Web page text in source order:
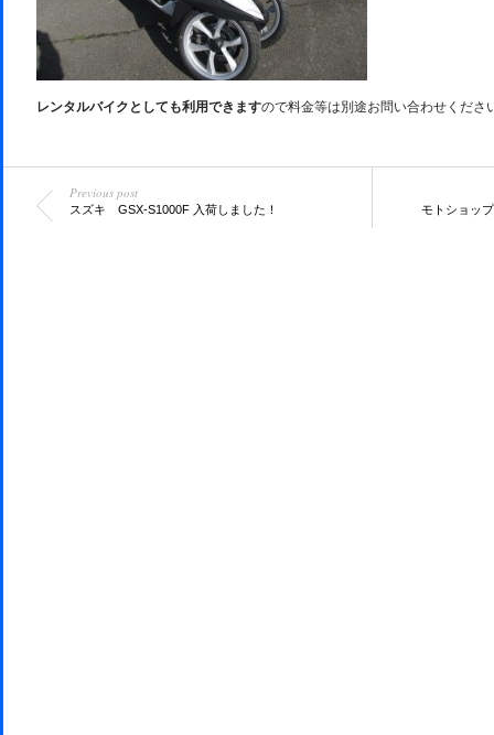
レンタルバイクとしても利用できますので料金等は別途お問い合わせくださ
Previous post
スズキ GSX-S1000F 入荷しました！ モトショッ